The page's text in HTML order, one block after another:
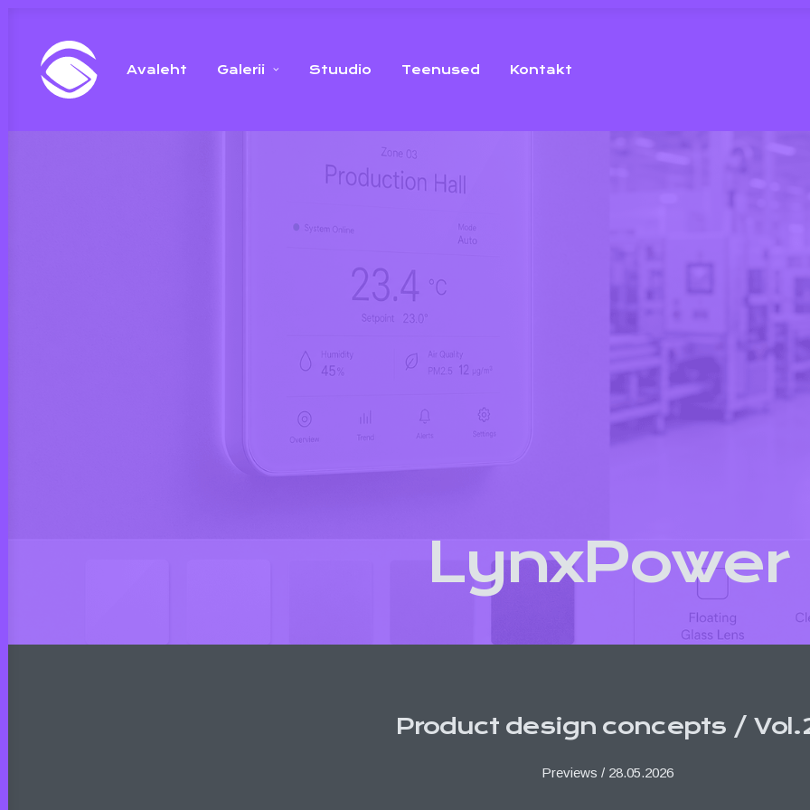
Avaleht Galerii Stuudio Teenused Kontakt
LynxPower
Product design concepts / Vol.
Previews / 28.05.2026